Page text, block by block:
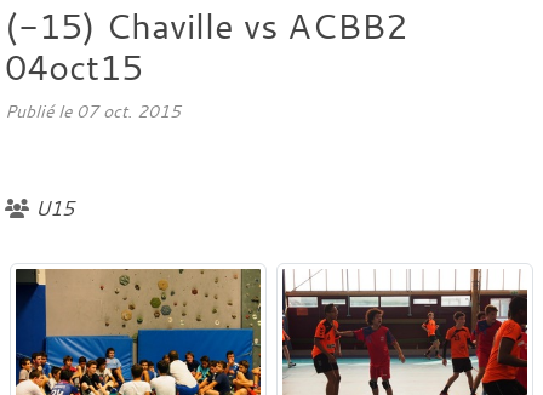
(-15) Chaville vs ACBB2
04oct15
Publié le 07 oct. 2015
U15